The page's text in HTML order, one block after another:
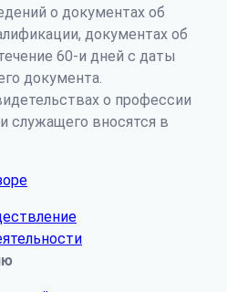
о документах об
документах об
60-и дней с даты
документа.
о профессии
служащего вносятся в